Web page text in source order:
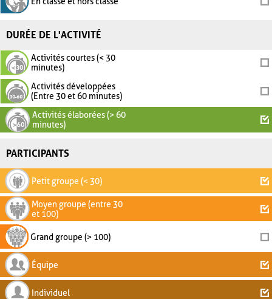
DURÉE DE L'ACTIVITÉ
Activités courtes (< 30
minutes)
Activités développées
(Entre 30 et 60 minutes)
Activités élaborées (> 60
minutes)
PARTICIPANTS
Petit groupe (< 30)
Moyen groupe (entre 30
et 100)
Grand groupe (> 100)
Équipe
Individuel